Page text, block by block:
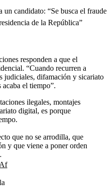
un candidato: “Se busca el fraude
de la República”
responden a que el
“Cuando recurren a
judiciales, difamación y sicariato
acaba el tiempo”.
ilegales, montajes
digital, es porque
que no se arrodilla, que
y que viene a poner orden